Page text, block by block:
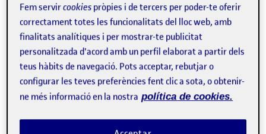
Publicat perFinalización del proyecto
Publicat per
Julia Domínguez Sánchez-Lanuza
Visibilitat:
Públic -Data de publicació
14 Jul. 2023 -comentariel Finalización del proyecto
Fem servircookies pròpies i de tercers per poder-te oferir
correctament totes les funcionalitats del lloc web, amb
finalitats analítiques i per mostrar-te publicitat
personalitzada d'acord amb un perfil elaborat a partir dels
teus hàbits de navegació. Pots acceptar, rebutjar o
configurar les teves preferències fent clic a sota, o obtenir-
ne més informació en la nostra política de cookies.